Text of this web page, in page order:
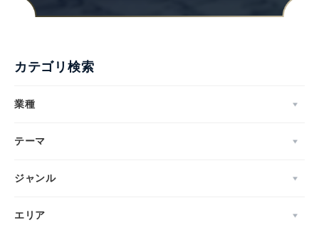
カテゴリ検索
業種
テーマ
ジャンル
エリア